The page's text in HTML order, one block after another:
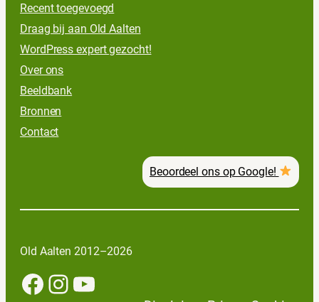
Recent toegevoegd
Draag bij aan Old Aalten
WordPress expert gezocht!
Over ons
Beeldbank
Bronnen
Contact
Beoordeel ons op Google!
Old Aalten 2012–2026
Facebook InstagramYouTube